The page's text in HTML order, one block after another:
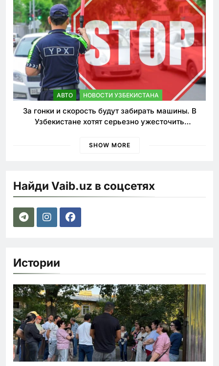
АВТО НОВОСТИ УЗБЕКИСТАНА
За гонки и скорость будут забирать машины. В
Узбекистане хотят серьезно ужесточить
SHOW MORE
Найди Vaib.uz в соцсетях
Истории